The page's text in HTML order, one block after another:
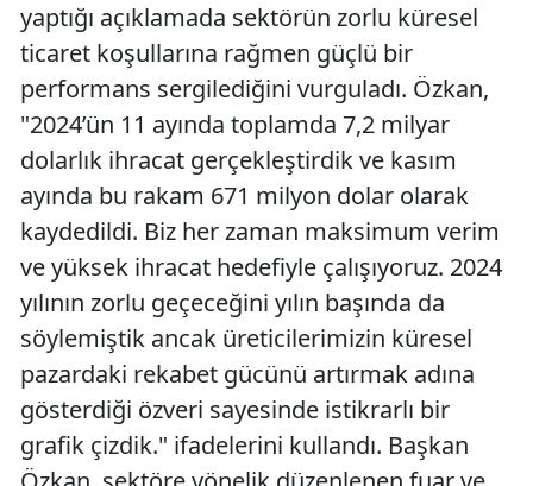
yaptığı açıklamada sektörün zorlu küresel
ticaret koşullarına rağmen güçlü bir
performans sergilediğini vurguladı. Özkan,
"2024’ün 11 ayında toplamda 7,2 milyar
dolarlık ihracat gerçekleştirdik ve kasım
ayında bu rakam 671 milyon dolar olarak
kaydedildi. Biz her zaman maksimum verim
ve yüksek ihracat hedefiyle çalışıyoruz. 2024
yılının zorlu geçeceğini yılın başında da
söylemiştik ancak üreticilerimizin küresel
pazardaki rekabet gücünü artırmak adına
gösterdiği özveri sayesinde istikrarlı bir
grafik çizdik." ifadelerini kullandı. Başkan